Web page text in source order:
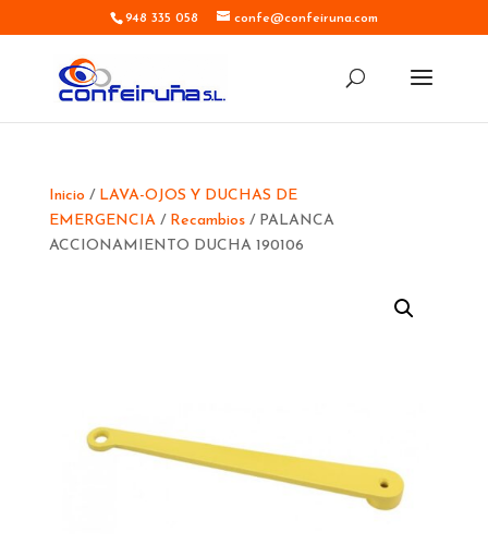
948 335 058 confe@confeiruna.com
Inicio / LAVA-OJOS Y DUCHAS DE
EMERGENCIA/ Recambios/ PALANCA
ACCIONAMIENTO DUCHA 190106